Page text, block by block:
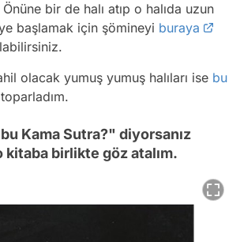
bir de halı atıp o halıda uzun
başlamak için şömineyi buraya
olacak yumuş yumuş halıları ise bu
Kama Sutra?" diyorsanız
kitaba birlikte göz atalım.